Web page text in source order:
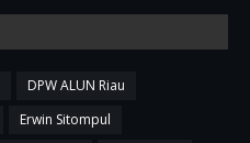
DPW ALUN Riau
Erwin Sitompul